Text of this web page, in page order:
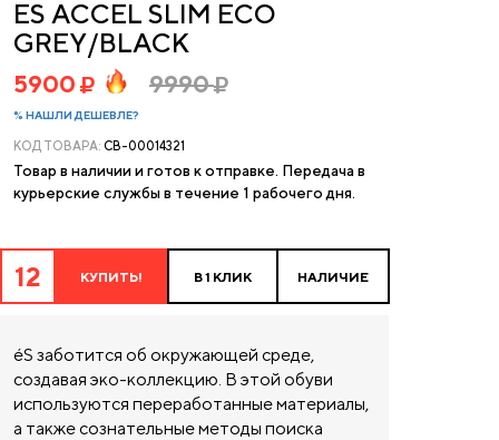
ES ACCEL SLIM ECO
GREY/BLACK
5900 9990
% НАШЛИ ДЕШЕВЛЕ?
КОД ТОВАРА: CB-00014321
Товар в наличии и готов к отправке. Передача в
курьерские службы в течение 1 рабочего дня.
12 КУПИТЬ! В 1 КЛИК НАЛИЧИЕ
éS заботится об окружающей среде,
создавая эко-коллекцию. В этой обуви
используются переработанные материалы,
а также сознательные методы поиска